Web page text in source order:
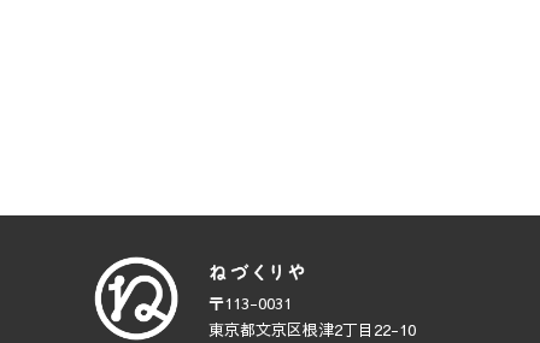
〒113-0031
東京都文京区根津2丁目22-10